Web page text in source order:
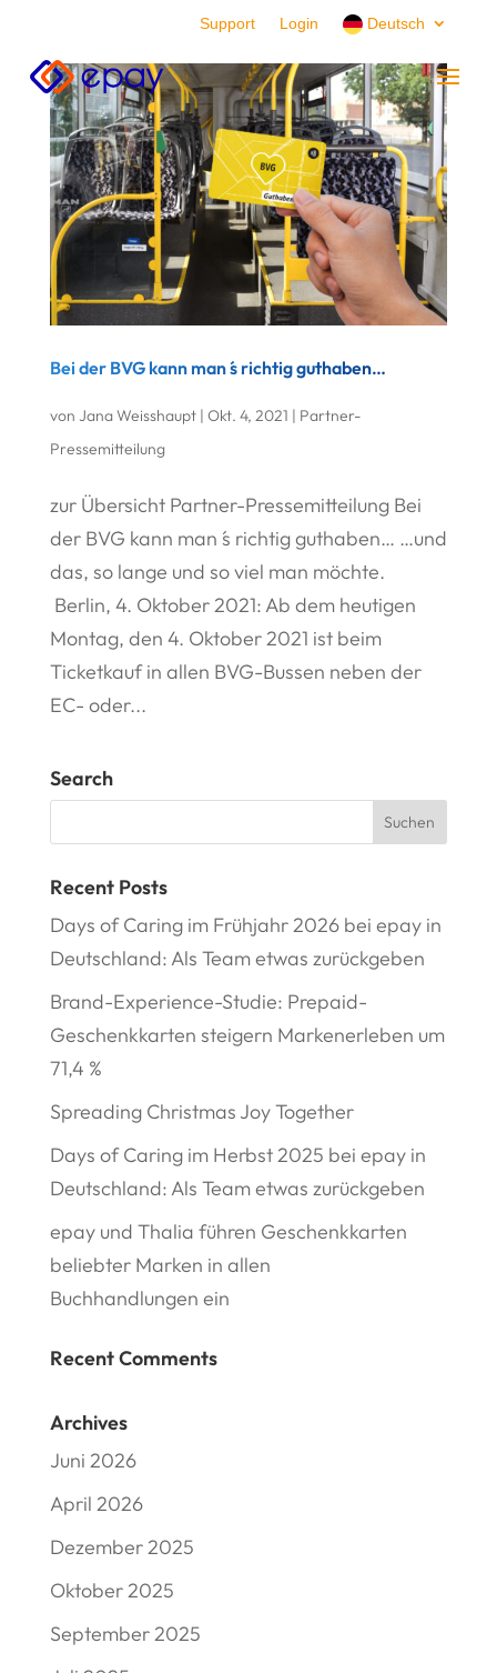
Support Login Deutsch
Bei der BVG kann man ́s richtig guthaben…
von Jana Weisshaupt| Okt. 4, 2021 | Partner-
Pressemitteilung
zur Übersicht Partner-Pressemitteilung Bei
der BVG kann man ́s richtig guthaben… …und
das, so lange und so viel man möchte.
Berlin, 4. Oktober 2021: Ab dem heutigen
Montag, den 4. Oktober 2021 ist beim
Ticketkauf in allen BVG-Bussen neben der
EC- oder...
Search
Recent Posts
Days of Caring im Frühjahr 2026 bei epay in
Deutschland: Als Team etwas zurückgeben
Brand-Experience-Studie: Prepaid-
Geschenkkarten steigern Markenerleben um
71,4 %
Spreading Christmas Joy Together
Days of Caring im Herbst 2025 bei epay in
Deutschland: Als Team etwas zurückgeben
epay und Thalia führen Geschenkkarten
beliebter Marken in allen
Buchhandlungen ein
Recent Comments
Archives
Juni 2026
April 2026
Dezember 2025
Oktober 2025
September 2025